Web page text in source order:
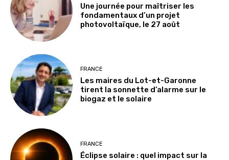
Une journée pour maîtriser les
fondamentaux d’un projet
photovoltaïque, le 27 août
FRANCE
Les maires du Lot-et-Garonne
tirent la sonnette d’alarme sur le
biogaz et le solaire
FRANCE
Éclipse solaire : quel impact sur la